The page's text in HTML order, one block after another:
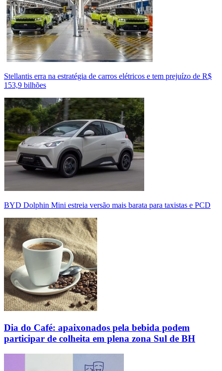
Stellantis erra na estratégia de carros elétricos e tem prejuízo de R$
153,9 bilhões
BYD Dolphin Mini estreia versão mais barata para taxistas e PCD
Dia do Café: apaixonados pela bebida podem
participar de colheita em plena zona Sul de BH